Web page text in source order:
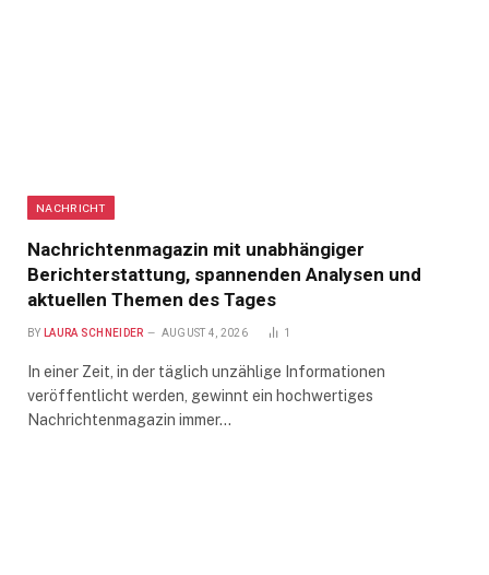
NACHRICHT
Nachrichtenmagazin mit unabhängiger
Berichterstattung, spannenden Analysen und
aktuellen Themen des Tages
BY LAURA SCHNEIDER AUGUST 4, 2026 1
In einer Zeit, in der täglich unzählige Informationen
veröffentlicht werden, gewinnt ein hochwertiges
Nachrichtenmagazin immer…